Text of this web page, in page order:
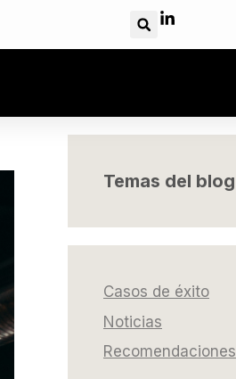
Temas del blog
Casos de éxito
Noticias
Recomendaciones